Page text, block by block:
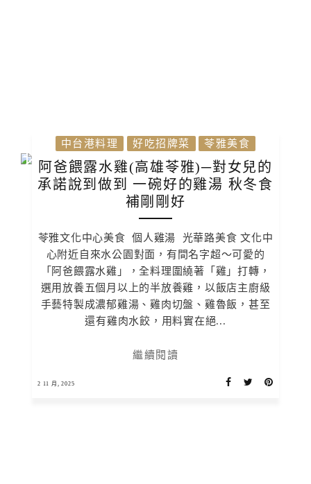
中台港料理 好吃招牌菜 苓雅美食
阿爸餵露水雞(高雄苓雅)─對女兒的
承諾說到做到 一碗好的雞湯 秋冬食
補剛剛好
苓雅文化中心美食 個人雞湯 光華路美食 文化中
心附近自來水公園對面，有間名字超〜可愛的
「阿爸餵露水雞」，全料理圍繞著「雞」打轉，
選用放養五個月以上的半放養雞，以飯店主廚級
手藝特製成濃郁雞湯、雞肉切盤、雞魯飯，甚至
還有雞肉水餃，用料實在絕...
繼續閱讀
2 11 月, 2025